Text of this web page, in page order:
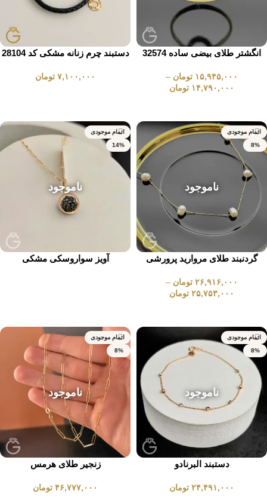
انگشتر طلای بیضی ساده 32574
۱۵,۹۴۵,۰۰۰ تومان –
۱۴,۷۹۰,۰۰۰ تومان
دستبند چرم زنانه مشکی کد 28104
۷,۱۰۰,۰۰۰ تومان
اتمام موجودی
8%
ناموجود
گردنبند طلای مروارید پرورشی
۲۶,۹۱۶,۰۰۰ تومان –
۲۵,۷۵۳,۰۰۰ تومان
اتمام موجودی
14%
ناموجود
آویز سواروسکی مشکی
اتمام موجودی
8%
ناموجود
دستبند البرنادو
۲۴,۴۹۱,۰۰۰ تومان
اتمام موجودی
8%
ناموجود
زنجیر طلای هرمس
۴۶,۷۷۷,۰۰۰ تومان